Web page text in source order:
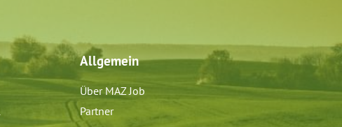
Allgemein
Über MAZ Job
Partner